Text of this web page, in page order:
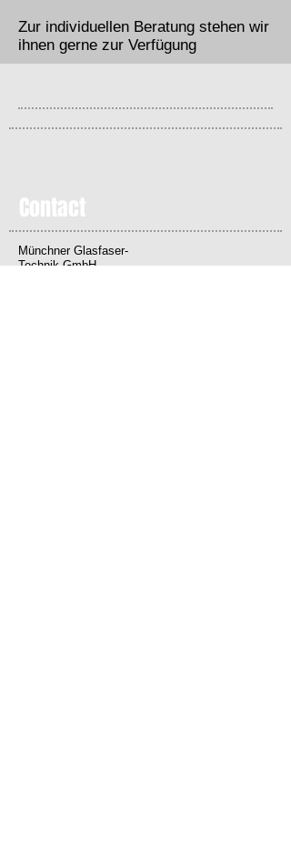
Zur individuellen Beratung stehen wir
ihnen gerne zur Verfügung
Contact
Münchner Glasfaser-
Technik GmbH